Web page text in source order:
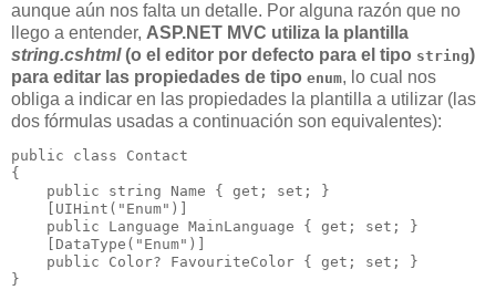
aunque aún nos falta un detalle. Por alguna razón que no
llego a entender, ASP.NET MVC utiliza la plantilla
string.cshtml(o el editor por defecto para el tipo string)
para editar las propiedades de tipo enum, lo cual nos
obliga a indicar en las propiedades la plantilla a utilizar (las
dos fórmulas usadas a continuación son equivalentes):
public class Contact
{
    public string Name { get; set; }
    [UIHint("Enum")]
    public Language MainLanguage { get; set; }
    [DataType("Enum")]
    public Color? FavouriteColor { get; set; }
}